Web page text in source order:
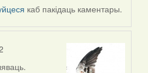
каб пакідаць каментары.